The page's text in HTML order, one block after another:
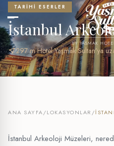
BY YASMAK
TARIHI ESERLER
İstanbul
near_me297 m Hotel Yaşmak Sultan'ya
ANA SAYFA/LOKASYONLAR /
İstanbul Arkeoloji Müzeleri,